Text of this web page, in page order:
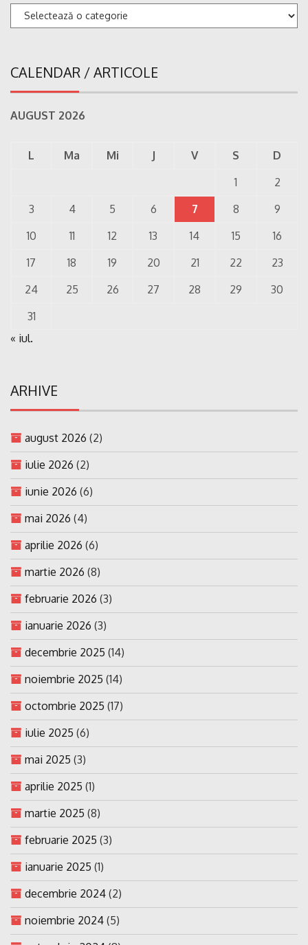
Categorii
CALENDAR / ARTICOLE
AUGUST 2026
L Ma Mi J V S
D
1
2
3
4 5 6 7 8
9
10
11 12 13 14 15
16
17
18 19 20 21 22
23
24
25 26 27 28 29
30
31
« iul.
ARHIVE
august 2026 (2)
iulie 2026 (2)
iunie 2026 (6)
mai 2026 (4)
aprilie 2026 (6)
martie 2026 (8)
februarie 2026 (3)
ianuarie 2026 (3)
decembrie 2025 (14)
noiembrie 2025 (14)
octombrie 2025 (17)
iulie 2025 (6)
mai 2025 (3)
aprilie 2025 (1)
martie 2025 (8)
februarie 2025 (3)
ianuarie 2025 (1)
decembrie 2024 (2)
noiembrie 2024 (5)